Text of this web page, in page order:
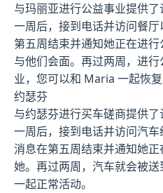
与玛丽亚进行公益事业提供了
一周后，接到电话并访问餐
第五周结束并通知她正在进
与他们会面。再过两周，进
业，您可以和 Maria 一起恢复
约瑟芬
与约瑟芬进行买车磋商提供了
一周后，接到电话并访问汽
消息在第五周结束并通知她
她。再过两周，汽车就会被
一起正常活动。